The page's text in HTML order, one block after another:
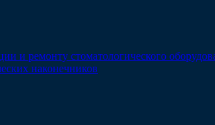
и ремонту стоматологического
наконечников